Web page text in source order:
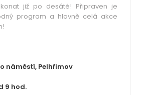
již po desáté! Připraven je
program a hlavně celá akce
náměstí, Pelhřimov
9 hod.